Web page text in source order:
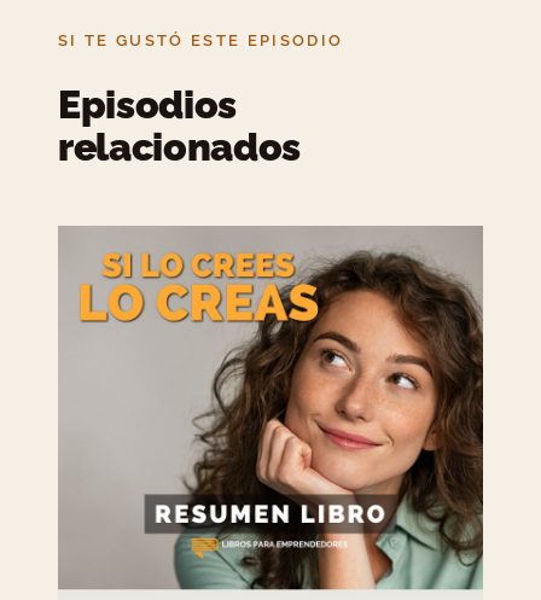
SI TE GUSTÓ ESTE EPISODIO
Episodios
relacionados